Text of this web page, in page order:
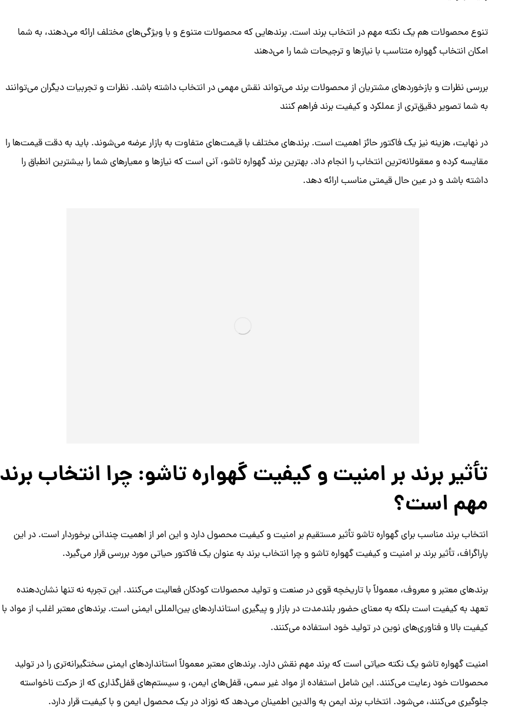
تنوع محصولات هم یک نکته مهم در انتخاب برند است. برندهایی که محصولات متنوع و با ویژگی‌های مختلف ارائه می‌دهند، به شما
امکان انتخاب گهواره متناسب با نیازها و ترجیحات شما را می‌دهند
بررسی نظرات و بازخوردهای مشتریان از محصولات برند می‌تواند نقش مهمی در انتخاب داشته باشد. نظرات و تجربیات دیگران می‌توانند
به شما تصویر دقیق‌تری از عملکرد و کیفیت برند فراهم کنند
در نهایت، هزینه نیز یک فاکتور حائز اهمیت است. برندهای مختلف با قیمت‌های متفاوت به بازار عرضه می‌شوند. باید به دقت قیمت‌ها را
مقایسه کرده و معقولانه‌ترین انتخاب را انجام داد. بهترین برند گهواره تاشو، آنی است که نیازها و معیارهای شما را بیشترین انطباق را
داشته باشد و در عین حال قیمتی مناسب ارائه دهد.
تأثیر برند بر امنیت و کیفیت گهواره تاشو: چرا انتخاب برند
مهم است؟
انتخاب برند مناسب برای گهواره تاشو تأثیر مستقیم بر امنیت و کیفیت محصول دارد و این امر از اهمیت چندانی برخوردار است. در این
پاراگراف، تأثیر برند بر امنیت و کیفیت گهواره تاشو و چرا انتخاب برند به عنوان یک فاکتور حیاتی مورد بررسی قرار می‌گیرد.
برندهای معتبر و معروف، معمولاً با تاریخچه قوی در صنعت و تولید محصولات کودکان فعالیت می‌کنند. این تجربه نه تنها نشان‌دهنده
تعهد به کیفیت است بلکه به معنای حضور بلندمدت در بازار و پیگیری استانداردهای بین‌المللی ایمنی است. برندهای معتبر اغلب از مواد با
کیفیت بالا و فناوری‌های نوین در تولید خود استفاده می‌کنند.
امنیت گهواره تاشو یک نکته حیاتی است که برند مهم نقش دارد. برندهای معتبر معمولاً استانداردهای ایمنی سختگیرانه‌تری را در تولید
محصولات خود رعایت می‌کنند. این شامل استفاده از مواد غیر سمی، قفل‌های ایمن، و سیستم‌های قفل‌گذاری که از حرکت ناخواسته
جلوگیری می‌کنند، می‌شود. انتخاب برند ایمن به والدین اطمینان می‌دهد که نوزاد در یک محصول ایمن و با کیفیت قرار دارد.